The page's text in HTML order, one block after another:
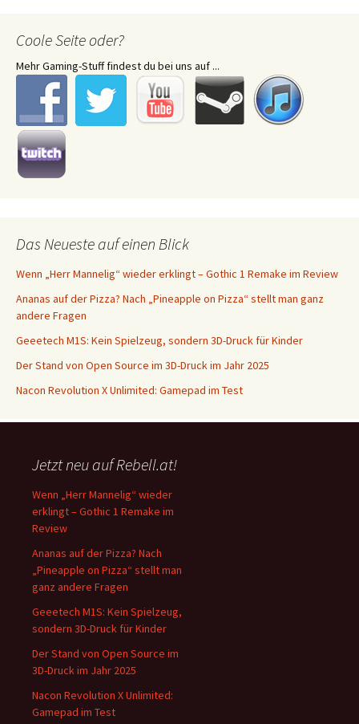
Coole Seite oder?
Mehr Gaming-Stuff findest du bei uns auf ...
Das Neueste auf einen Blick
Wenn „Herr Mannelig“ wieder erklingt – Gothic 1 Remake im Review
Ananas auf der Pizza? Nach „Pineapple on Pizza“ stellt man ganz
andere Fragen
Geeetech M1S: Kein Spielzeug, sondern 3D-Druck für Kinder
Der Stand von Open Source im 3D-Druck im Jahr 2025
Nacon Revolution X Unlimited: Gamepad im Test
Jetzt neu auf Rebell.at!
Wenn „Herr Mannelig“ wieder
erklingt – Gothic 1 Remake im
Review
Ananas auf der Pizza? Nach
„Pineapple on Pizza“ stellt man
ganz andere Fragen
Geeetech M1S: Kein Spielzeug,
sondern 3D-Druck für Kinder
Der Stand von Open Source im
3D-Druck im Jahr 2025
Nacon Revolution X Unlimited:
Gamepad im Test